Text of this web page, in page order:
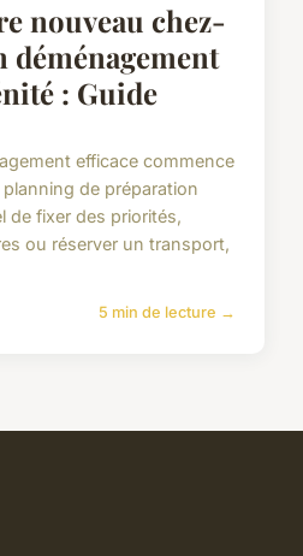
nouveau chez-
déménagement
: Guide
efficace commence
de préparation
de fixer des priorités,
ou réserver un transport,
5 min de lecture →